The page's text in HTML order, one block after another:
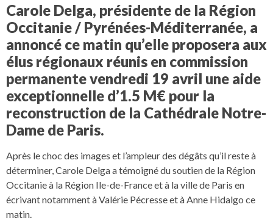
Carole Delga, présidente de la Région
Occitanie / Pyrénées-Méditerranée, a
annoncé ce matin qu’elle proposera aux
élus régionaux réunis en commission
permanente vendredi 19 avril une aide
exceptionnelle d’1.5 M€ pour la
reconstruction de la Cathédrale Notre-
Dame de Paris.
Après le choc des images et l’ampleur des dégâts qu’il reste à
déterminer, Carole Delga a témoigné du soutien de la Région
Occitanie à la Région Ile-de-France et à la ville de Paris en
écrivant notamment à Valérie Pécresse et à Anne Hidalgo ce
matin.